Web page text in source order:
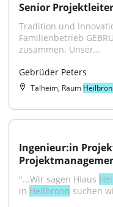
Senior
Tradition und
Familienbetrieb
zusammen. Unser...
Gebrüder Peters
Talheim, Raum
Ingenieur:in
"...Wir sagen HIaus
in Heilbronn suchen